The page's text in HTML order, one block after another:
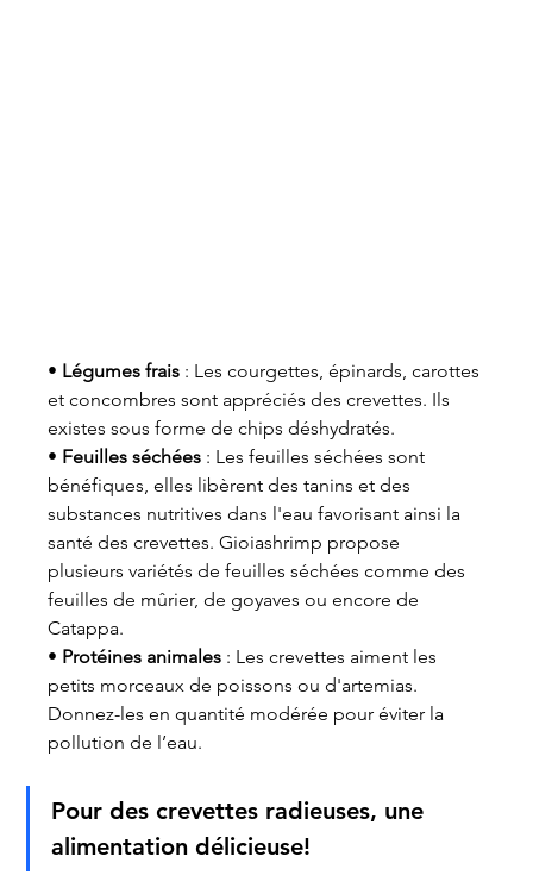
• Légumes frais : Les courgettes, épinards, carottes
et concombres sont appréciés des crevettes. Ils
existes sous forme de chips déshydratés.
• Feuilles séchées : Les feuilles séchées sont
bénéfiques, elles libèrent des tanins et des
substances nutritives dans l'eau favorisant ainsi la
santé des crevettes. Gioiashrimp propose
plusieurs variétés de feuilles séchées comme des
feuilles de mûrier, de goyaves ou encore de
Catappa.
• Protéines animales : Les crevettes aiment les
petits morceaux de poissons ou d'artemias.
Donnez-les en quantité modérée pour éviter la
pollution de l’eau.
Pour des crevettes radieuses, une
alimentation délicieuse!